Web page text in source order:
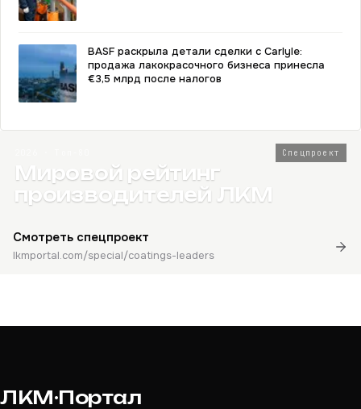
BASF раскрыла детали сделки с Carlyle:
продажа лакокрасочного бизнеса принесла
€3,5 млрд после налогов
Спецпроект
Мировой рейтинг
производителей ЛКМ
Смотреть спецпроект
lkmportal.com/special/coatings-leaders
ЛКМ·Портал